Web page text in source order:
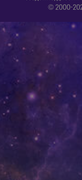
© 2000-